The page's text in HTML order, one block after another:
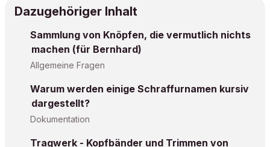
Dazugehöriger Inhalt
Sammlung von Knöpfen, die vermutlich nichts
machen (für Bernhard)
Allgemeine Fragen
Warum werden einige Schraffurnamen kursiv
dargestellt?
Dokumentation
Tragwerk - Kopfbänder und Trimmen von